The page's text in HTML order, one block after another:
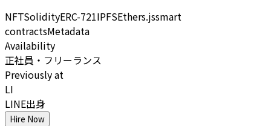
NFTSolidityERC-721IPFSEthers.jssmart
contractsMetadata
Availability
正社員・フリーランス
Previously at
LI
LINE出身
Hire Now